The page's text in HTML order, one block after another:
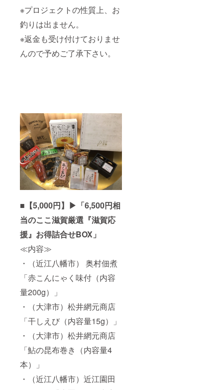
※プロジェクトの性質上、お
釣りは出ません。
※返金も受け付けておりませ
んので予めご了承下さい。
■【5,000円】▶︎「6,500円相
当のここ滋賀厳選『滋賀応
援』お得詰合せBOX」
≪内容≫
・（近江八幡市） 奥村佃煮
「赤こんにゃく味付（内容
量200g）」
・（大津市）松井網元商店
「干しえび（内容量15g）」
・（大津市）松井網元商店
「鮎の昆布巻き（内容量4
本）」
・（近江八幡市）近江園田